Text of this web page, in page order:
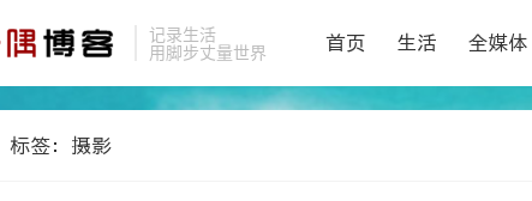
记录生活
用脚步丈量世界
首页 生活 全媒体
标签：摄影